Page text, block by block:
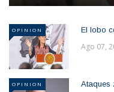
OPINION El lobo
Ago 07,
OPINION Ataques